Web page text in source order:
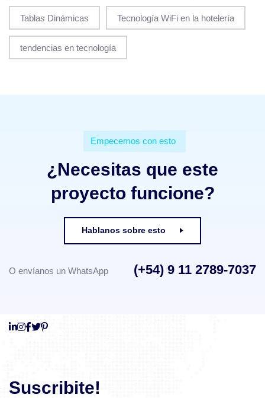
Tablas Dinámicas Tecnología WiFi en la hotelería
tendencias en tecnología
Empecemos con esto
¿Necesitas que este
proyecto funcione?
Hablanos sobre esto
O envíanos un WhatsApp (+54) 9 11 2789-7037
Suscribite!